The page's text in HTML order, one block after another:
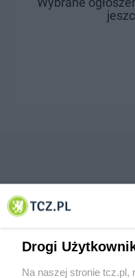
© 2001-2026 Tczew - TCZ.PL Sp.
Drogi
Na naszej stronie tcz.pl,